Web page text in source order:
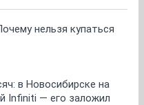
нельзя купаться
в Новосибирске на
Infiniti — его заложил